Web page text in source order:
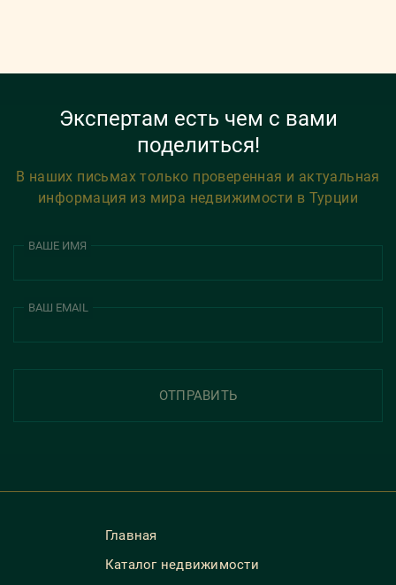
Экспертам есть чем с вами
поделиться!
В наших письмах только проверенная и актуальная
информация из мира недвижимости в Турции
ВАШЕ ИМЯ
ВАШ EMAIL
ОТПРАВИТЬ
Главная
Каталог недвижимости